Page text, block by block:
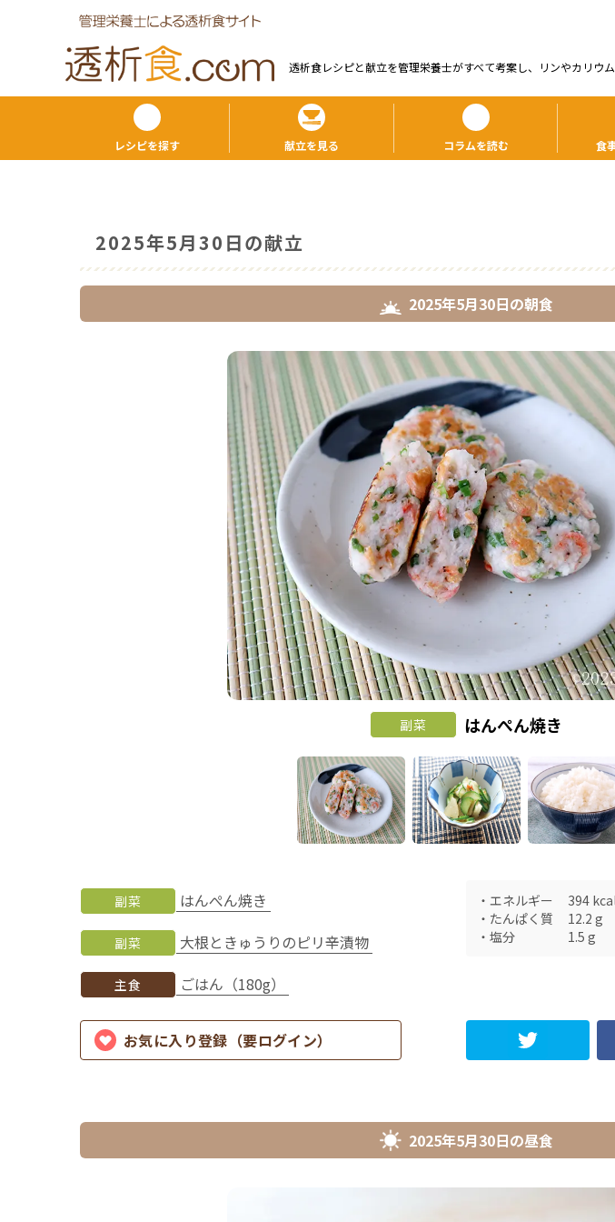
透析食レシピと献⽴を管理栄養⼠がすべて考案し、リンやカリウ
レシピを探す 献立を見る コラムを読む 食
2025年5月30日の献立
2025年5月30日の朝食
副菜 はんぺん焼き
副菜 はんぺん焼き
副菜 大根ときゅうりのピリ辛漬物
主食 ごはん（180g）
・ エネルギー 394
・ たんぱく質 12.2 g
・ 塩分 1.5 g
お気に入り登録（要ログイン）
2025年5月30日の昼食